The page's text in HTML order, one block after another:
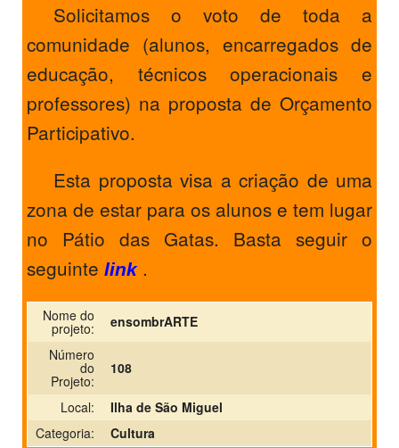
Solicitamos o voto de toda a
comunidade (alunos, encarregados de
educação, técnicos operacionais e
professores) na proposta de Orçamento
Participativo.
Esta proposta visa a criação de uma
zona de estar para os alunos e tem lugar
no Pátio das Gatas. Basta seguir o
seguinte link.
Nome do
projeto:
ensombrARTE
Número
do
Projeto:
108
Local:
Ilha de São Miguel
Categoria:
Cultura